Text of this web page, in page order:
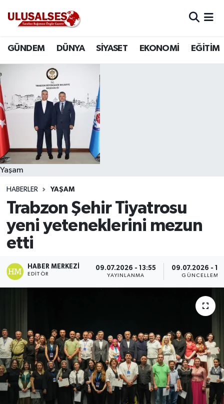
GÜNDEM DÜNYA SİYASET EKONOMİ EĞİTİM
Yaşam
HABERLER YAŞAM
Trabzon Şehir Tiyatrosu
yeni yeteneklerini mezun
etti
HABER MERKEZI
EDITÖR
09.07.2026 - 13:55
YAYINLANMA
09.07.2026 -
GÜNCELLEME
DÜNYA
SİYASET
EKONOMİ
EĞİTİM
SAĞLIK
MAGAZİN
SPOR
Trafik Durumu
Süper Lig Puan Durumu ve Fikstür
Tüm Manşetler
Son Dakika Haberleri
Haber Arşivi